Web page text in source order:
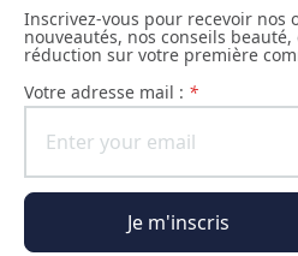
Inscrivez-vous pour recevoir nos
nouveautés, nos conseils
réduction sur votre première
Votre adresse mail : *
Je m'inscris